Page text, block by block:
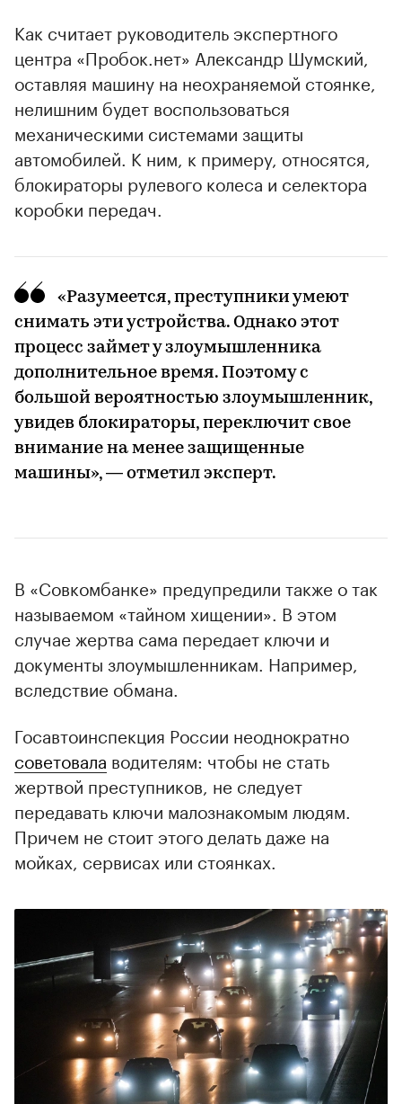
Как считает руководитель экспертного
центра «Пробок.нет» Александр Шумский,
оставляя машину на неохраняемой стоянке,
нелишним будет воспользоваться
механическими системами защиты
автомобилей. К ним, к примеру, относятся,
блокираторы рулевого колеса и селектора
коробки передач.
«Разумеется, преступники умеют
снимать эти устройства. Однако этот
процесс займет у злоумышленника
дополнительное время. Поэтому с
большой вероятностью злоумышленник,
увидев блокираторы, переключит свое
внимание на менее защищенные
машины», — отметил эксперт.
В «Совкомбанке» предупредили также о так
называемом «тайном хищении». В этом
случае жертва сама передает ключи и
документы злоумышленникам. Например,
вследствие обмана.
Госавтоинспекция России неоднократно
советовала водителям: чтобы не стать
жертвой преступников, не следует
передавать ключи малознакомым людям.
Причем не стоит этого делать даже на
мойках, сервисах или стоянках.